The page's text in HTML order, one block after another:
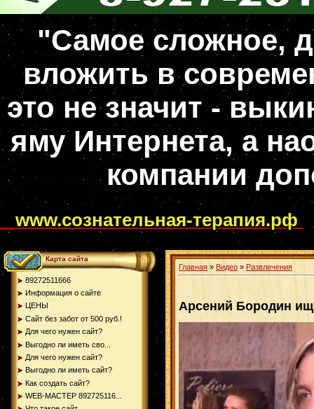
"Самое сложное,
вложить в
это не значит -
яму Интернета, а
компании
www.сознательная-терапия.рф
Карта сайта
89272511666
Информация о сайте
ЦЕНЫ
Сайт без забот от 500 руб.!
Для чего нужен сайт?
Выгодно ли иметь сво...
Для чего нужен сайт?
Выгодно ли иметь сайт?
Как создать сайт?
WEB-МАСТЕР 892725116...
Главная » Видео » Развлечения
Арсений Бородин